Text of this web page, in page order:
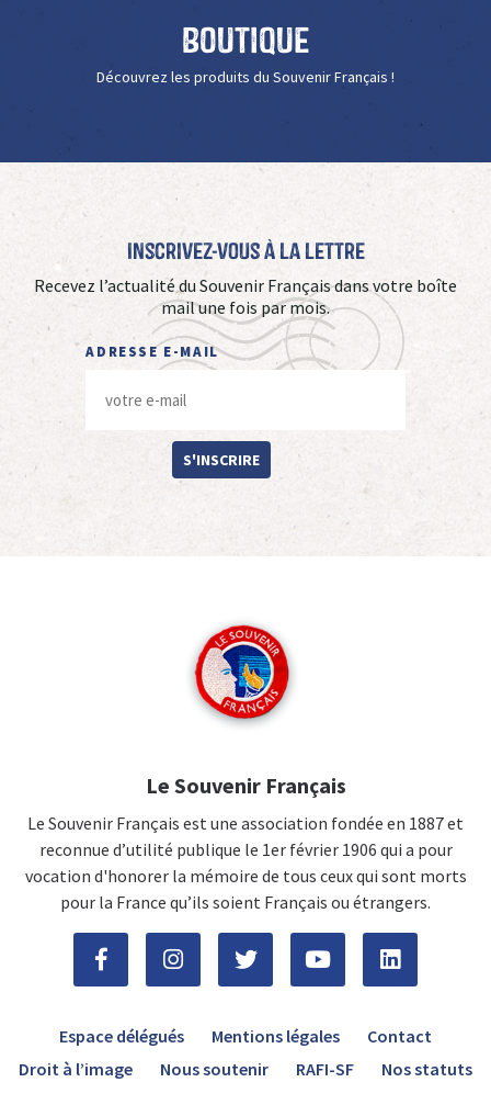
Boutique
Découvrez les produits du Souvenir Français !
Inscrivez-vous à La Lettre
Recevez l’actualité du Souvenir Français dans votre boîte
mail une fois par mois.
ADRESSE E-MAIL
S'INSCRIRE
Le Souvenir Français
Le Souvenir Français est une association fondée en 1887 et
reconnue d’utilité publique le 1er février 1906 qui a pour
vocation d'honorer la mémoire de tous ceux qui sont morts
pour la France qu’ils soient Français ou étrangers.
Espace délégués Mentions légales
Contact
Droit à l’image
Nous soutenir RAFI-SF Nos statuts